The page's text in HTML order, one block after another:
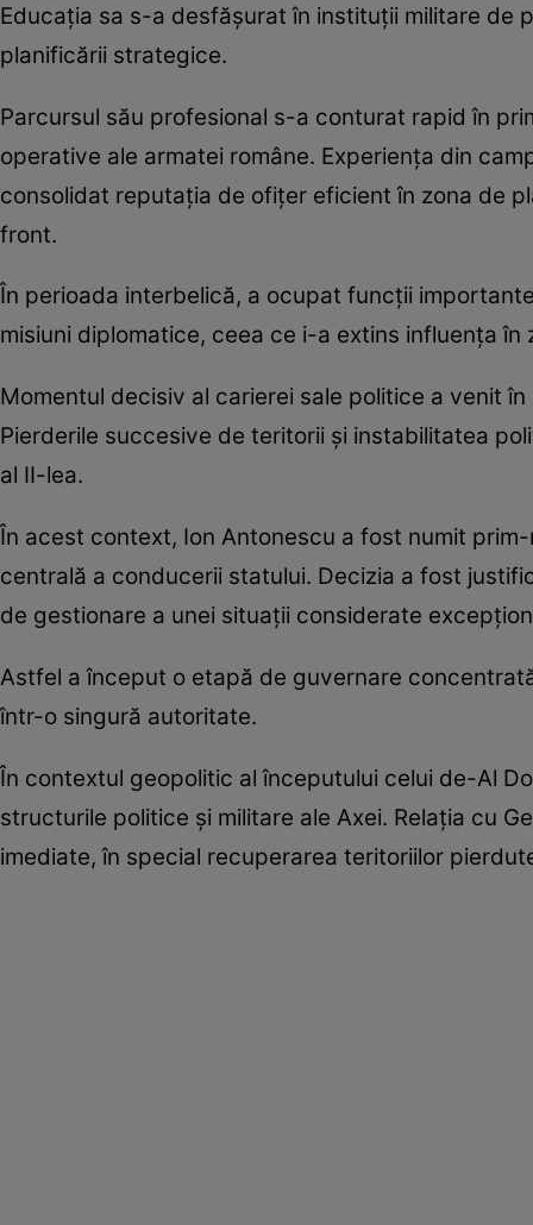
Educația sa s-a desfășurat în instituții militare de
planificării strategice.
Parcursul său profesional s-a conturat rapid în
operative ale armatei române. Experiența din
consolidat reputația de ofițer eficient în zona de
front.
În perioada interbelică, a ocupat funcții
misiuni diplomatice, ceea ce i-a extins influența în
Momentul decisiv al carierei sale politice a venit
Pierderile succesive de teritorii și instabilitatea
al II-lea.
În acest context, Ion Antonescu a fost numit
centrală a conducerii statului. Decizia a fost
de gestionare a unei situații considerate
Astfel a început o etapă de guvernare
într-o singură autoritate.
În contextul geopolitic al începutului celui de-Al
structurile politice și militare ale Axei. Relația cu
imediate, în special recuperarea teritoriilor